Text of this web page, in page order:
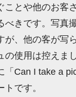
ことや他のお客
べきです。写真
が、他の客が写
の使用は控えま
「Can I take a
です。